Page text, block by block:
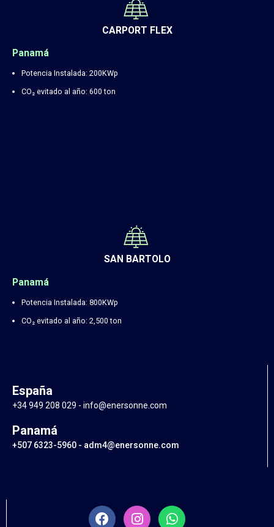
CARPORT FLEX
Panamá
Potencia Instalada: 200KWp
CO₂ evitado al año: 600 ton
SAN BARTOLO
Panamá
Potencia Instalada: 800KWp
CO₂ evitado al año: 2,500 ton
España
+34 949 208 029 - info@enersonne.com
Panamá
+507 6323-5960 - adm4@enersonne.com